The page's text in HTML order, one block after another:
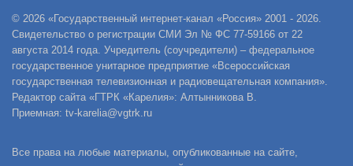
© 2026 «Государственный интернет-канал «Россия» 2001 - 2026.
Свидетельство о регистрации СМИ Эл № ФС 77-59166 от 22
августа 2014 года. Учредитель (соучредители) – федеральное
государственное унитарное предприятие «Всероссийская
государственная телевизионная и радиовещательная компания».
Редактор сайта «ГТРК «Карелия»: Алтынникова В.
Приемная: tv-karelia@vgtrk.ru
Все права на любые материалы, опубликованные на сайте,